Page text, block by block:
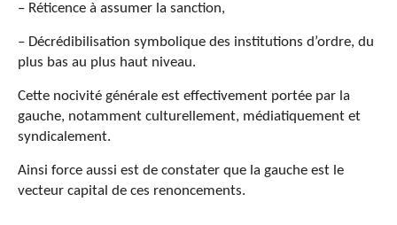
– Réticence à assumer la sanction,
– Décrédibilisation symbolique des institutions d’ordre, du
plus bas au plus haut niveau.
Cette nocivité générale est effectivement portée par la
gauche, notamment culturellement, médiatiquement et
syndicalement.
Ainsi force aussi est de constater que la gauche est le
vecteur capital de ces renoncements.